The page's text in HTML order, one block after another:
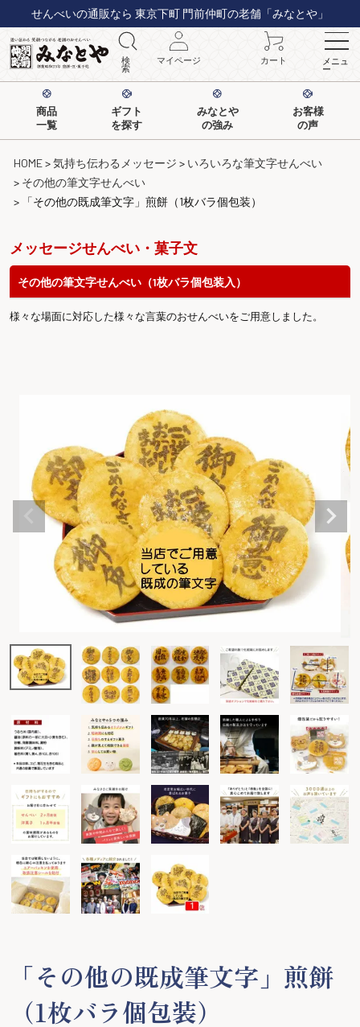
せんべいの通販なら 東京下町 門前仲町の老舗「みなとや」
検
索
マイページ カート メニュ
ー
商品
一覧
ギフト
を探す
みなとや
の強み
お客様
の声
HOME 気持ち伝わるメッセージ
いろいろな筆文字せんべい
その他の筆文字せんべい
「その他の既成筆文字」煎餅（1枚バラ個包装）
メッセージせんべい・菓子文
その他の筆文字せんべい（1枚バラ個包装入）
様々な場面に対応した様々な言葉のおせんべいをご用意しました。
「その他の既成筆文字」煎餅
（1枚バラ個包装）